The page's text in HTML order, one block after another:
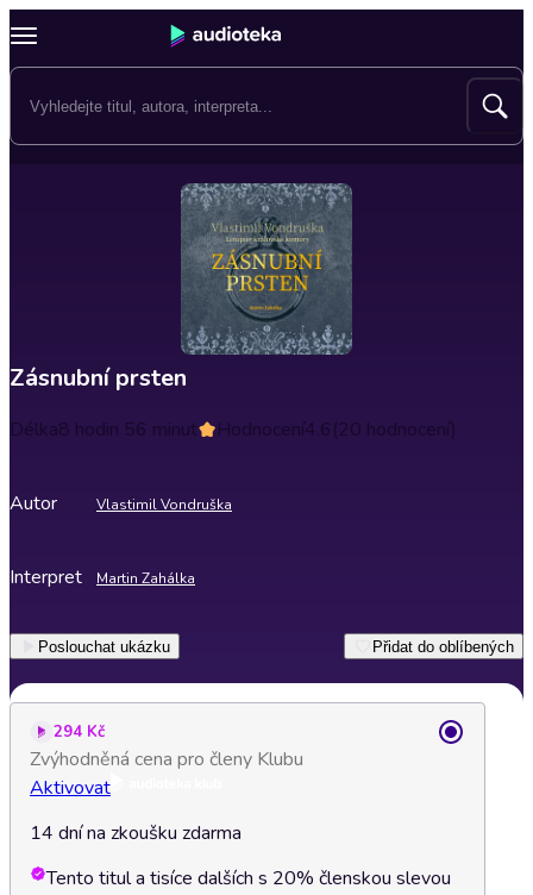
Zásnubní prsten
Délka8 hodin 56 minut Hodnocení4.6(20 hodnocení)
Autor Vlastimil Vondruška
Interpret Martin Zahálka
Poslouchat ukázku Přidat do oblíbených
294 Kč
Zvýhodněná cena pro členy Klubu
Aktivovat
14 dní na zkoušku zdarma
Tento titul a tisíce dalších s 20% členskou slevou